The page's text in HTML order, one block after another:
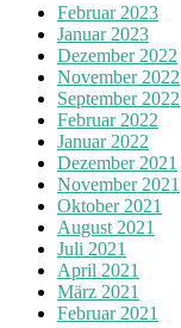
Februar 2023
Januar 2023
Dezember 2022
November 2022
September 2022
Februar 2022
Januar 2022
Dezember 2021
November 2021
Oktober 2021
August 2021
Juli 2021
April 2021
März 2021
Februar 2021